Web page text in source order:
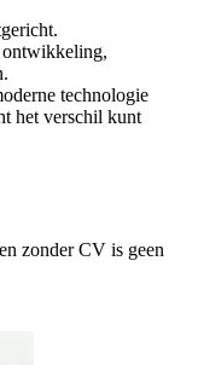
ontwikkeling,
technologie
het verschil kunt
zonder CV is geen